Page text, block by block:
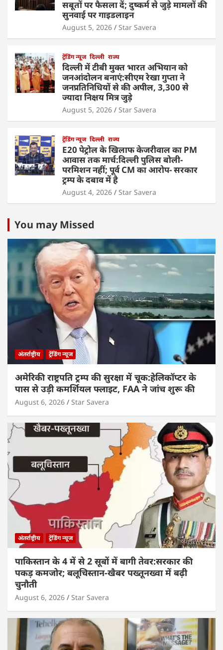
सबूतों पर फैसला दें; दुष्कर्म से जुड़े मामलों की
सुनवाई पर गाइडलाइन
August 5, 2026 Star Savera
ट्रेंडिंग न्यूज दिल्ली राज्य
दिल्ली में टीबी मुक्त भारत अभियान को
जनआंदोलन बनाएं:सीएम रेखा गुप्ता ने
जनप्रतिनिधियों से की अपील, 3,300 से
ज्यादा निक्षय मित्र जुड़े
August 5, 2026 Star Savera
ट्रेंडिंग न्यूज दिल्ली राज्य
E20 पेट्रोल के खिलाफ केजरीवाल का PM
आवास तक मार्च:दिल्ली पुलिस बोली-
परमिशन नहीं; पूर्व CM का आरोप- सरकार
ट्रम्प के दबाव में है
August 4, 2026 Star Savera
You may Missed
अंतर्राष्ट्रीय ट्रेंडिंग न्यूज
अमेरिकी राष्ट्रपति ट्रम्प की सुरक्षा में चूक:हेलिकॉप्टर के
पास से उड़ी कमर्शियल फ्लाइट, FAA ने जांच शुरू की
August 6, 2026 Star Savera
अंतर्राष्ट्रीय ट्रेंडिंग न्यूज
पाकिस्तान के 4 में से 2 सूबों में बागी तेवर:सरकार की
पकड़ कमजोर; बलूचिस्तान-खैबर पख्तूनख्वा में बढ़ी
चुनौती
August 6, 2026 Star Savera